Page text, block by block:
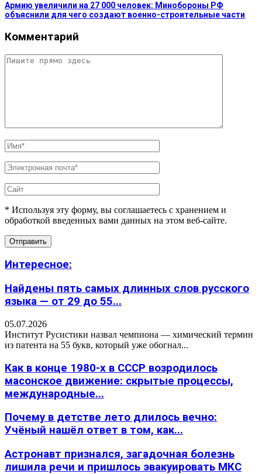
Армию увеличили на 27 000 человек: Минобороны РФ
объяснили для чего создают военно-строительные части
Комментарий
* Используя эту форму, вы соглашаетесь с хранением и
обработкой введенных вами данных на этом веб-сайте.
Интересное:
Найдены пять самых длинных слов русского
языка — от 29 до 55...
05.07.2026
Институт Русистики назвал чемпиона — химический термин
из патента на 55 букв, который уже обогнал...
Как в конце 1980-х в СССР возродилось
масонское движение: скрытые процессы,
международные...
Почему в детстве лето длилось вечно:
Учёный нашёл ответ в том, как...
Астронавт признался, загадочная болезнь
лишила речи и пришлось эвакуировать МКС